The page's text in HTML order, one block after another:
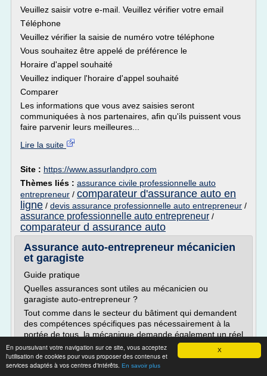
X
En poursuivant votre navigation sur ce site, vous acceptez
l'utilisation de cookies pour vous proposer des contenus et
services adaptés à vos centres d'intérêts. En savoir plus
Veuillez saisir votre e-mail. Veuillez vérifier votre email
Téléphone
Veuillez vérifier la saisie de numéro votre téléphone
Vous souhaitez être appelé de préférence le
Horaire d'appel souhaité
Veuillez indiquer l'horaire d'appel souhaité
Comparer
Les informations que vous avez saisies seront
communiquées à nos partenaires, afin qu'ils puissent vous
faire parvenir leurs meilleures...
Lire la suite
Site : https://www.assurlandpro.com
Thèmes liés : assurance civile professionnelle auto
entrepreneur / comparateur d'assurance auto en
ligne / devis assurance professionnelle auto entrepreneur /
assurance professionnelle auto entrepreneur /
comparateur d assurance auto
Assurance auto-entrepreneur mécanicien
et garagiste
Guide pratique
Quelles assurances sont utiles au mécanicien ou
garagiste auto-entrepreneur ?
Tout comme dans le secteur du bâtiment qui demandent
des compétences spécifiques pas nécessairement à la
portée de tous, la mécanique demande également un réel
savoir-faire.
De nombreux professionnels de la mécanique, salariés
d'un garage automobile par exemple, souhaitent se